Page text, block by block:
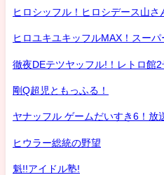
ヒロシッフル！ヒロシデース山さ
ヒロユキユキッフルMAX！スーパ
徹夜DEテツヤッフル!！レトロ館2
剛Q超児ともっふる！
ヤナッフル ゲームだいすき6！放
ヒウラー総統の野望
魁!!アイドル塾!